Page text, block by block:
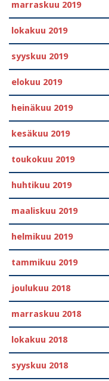
marraskuu 2019
lokakuu 2019
syyskuu 2019
elokuu 2019
heinäkuu 2019
kesäkuu 2019
toukokuu 2019
huhtikuu 2019
maaliskuu 2019
helmikuu 2019
tammikuu 2019
joulukuu 2018
marraskuu 2018
lokakuu 2018
syyskuu 2018